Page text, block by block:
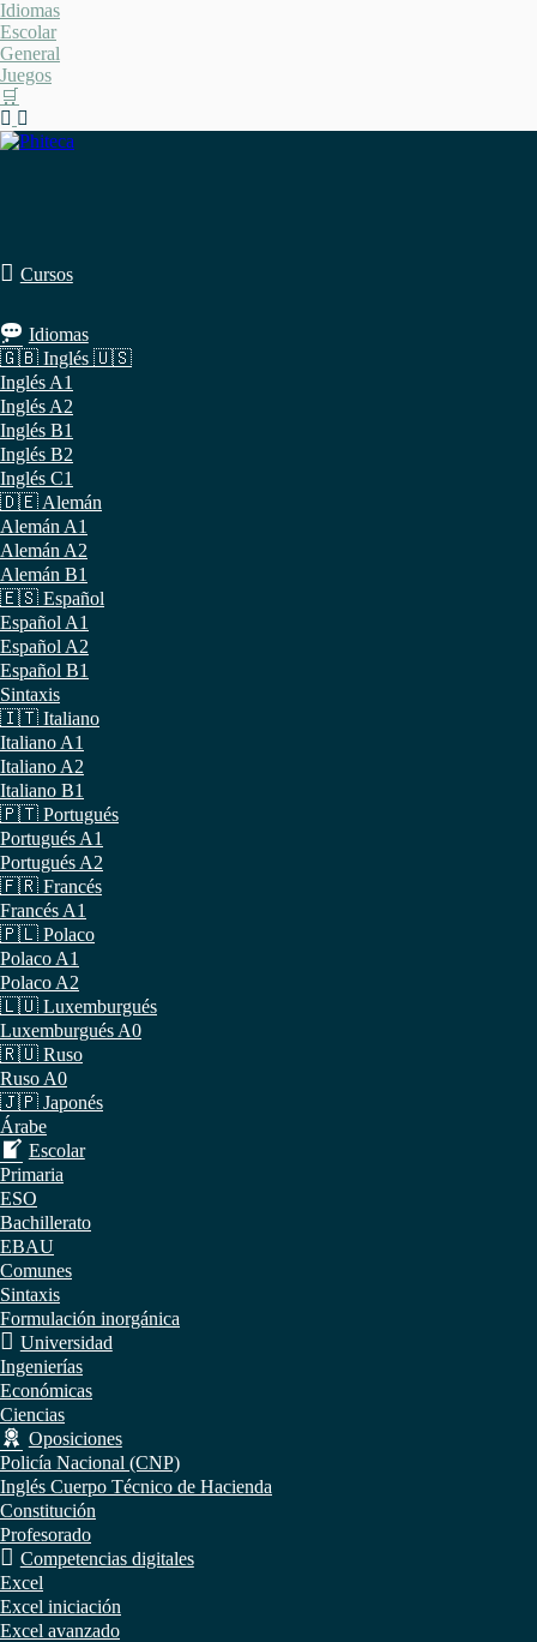
Saltar
al
contenido
Idiomas
Escolar
General
Juegos
🛒
Cursos
Idiomas
🇬🇧 Inglés 🇺🇸
Inglés A1
Inglés A2
Inglés B1
Inglés B2
Inglés C1
🇩🇪 Alemán
Alemán A1
Alemán A2
Alemán B1
🇪🇸 Español
Español A1
Español A2
Español B1
Sintaxis
🇮🇹 Italiano
Italiano A1
Italiano A2
Italiano B1
🇵🇹 Portugués
Portugués A1
Portugués A2
🇫🇷 Francés
Francés A1
🇵🇱 Polaco
Polaco A1
Polaco A2
🇱🇺 Luxemburgués
Luxemburgués A0
🇷🇺 Ruso
Ruso A0
🇯🇵 Japonés
Árabe
Escolar
Primaria
ESO
Bachillerato
EBAU
Comunes
Sintaxis
Formulación inorgánica
Universidad
Ingenierías
Económicas
Ciencias
Oposiciones
Policía Nacional (CNP)
Inglés Cuerpo Técnico de Hacienda
Constitución
Profesorado
Competencias digitales
Excel
Excel iniciación
Excel avanzado